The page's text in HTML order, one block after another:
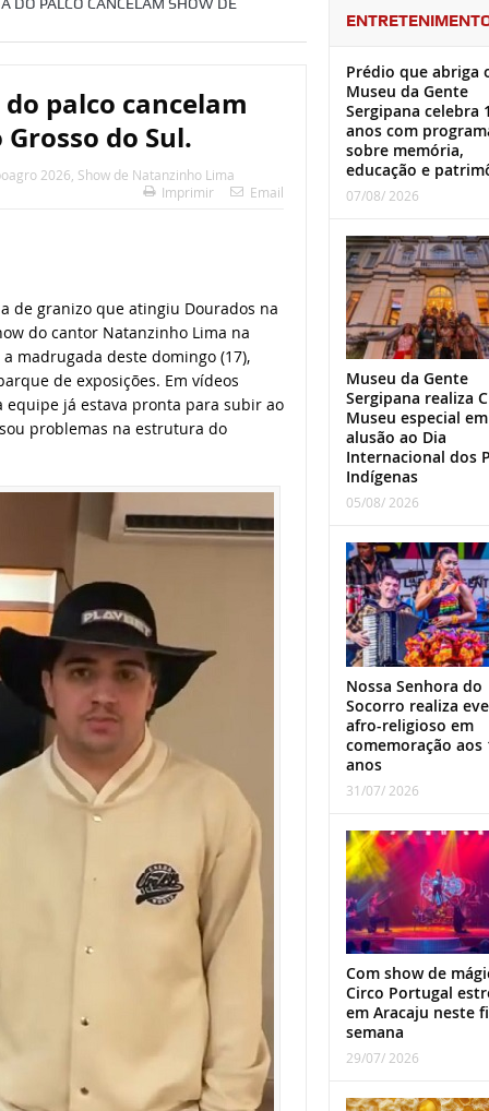
palco cancelam
do Sul.
2026 Show de Natanzinho Lima
Imprimir
Email
de granizo que atingiu Dourados na
do cantor Natanzinho Lima na
madrugada deste domingo (17),
de exposições. Em vídeos
já estava pronta para subir ao
problemas na estrutura do
Prédio que abriga
Museu da Gente
Sergipana celebra
anos com
sobre memória,
educação e
07/08/ 2026
Museu da Gente
Sergipana realiza
Museu especial em
alusão ao Dia
Internacional dos
Indígenas
05/08/ 2026
Nossa Senhora do
Socorro realiza
afro-religioso em
comemoração aos
anos
31/07/ 2026
Com show de
Circo Portugal
em Aracaju neste
semana
29/07/ 2026